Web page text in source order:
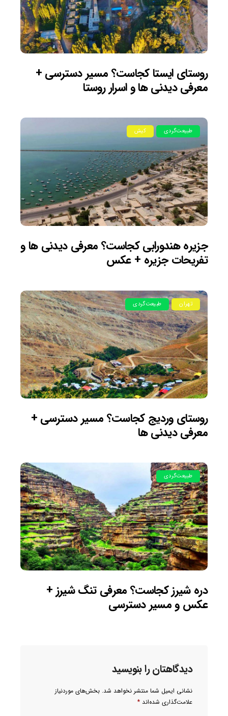
روستای ایستا کجاست؟ مسیر دسترسی +
معرفی دیدنی ها و اسرار روستا
طبیعت‌گردی کیش
جزیره هندورابی کجاست؟ معرفی دیدنی ها و
تفریحات جزیره + عکس
تهران طبیعت‌گردی
روستای وردیج کجاست؟ مسیر دسترسی +
معرفی دیدنی ها
طبیعت‌گردی
دره شیرز کجاست؟ معرفی تنگ شیرز +
عکس و مسیر دسترسی
دیدگاهتان را بنویسید
نشانی ایمیل شما منتشر نخواهد شد. بخش‌های موردنیاز
علامت‌گذاری شده‌اند *